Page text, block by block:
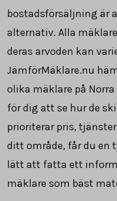
bostadsförsäljning är
alternativ. Alla
deras arvoden kan
JämförMäklare.nu
olika mäklare på
för dig att se hur de
prioriterar pris,
ditt område, får du en
lätt att fatta ett
mäklare som bäst